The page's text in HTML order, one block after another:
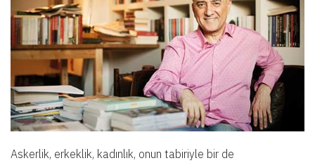
Askerlik, erkeklik, kadınlık, onun tabiriyle bir de